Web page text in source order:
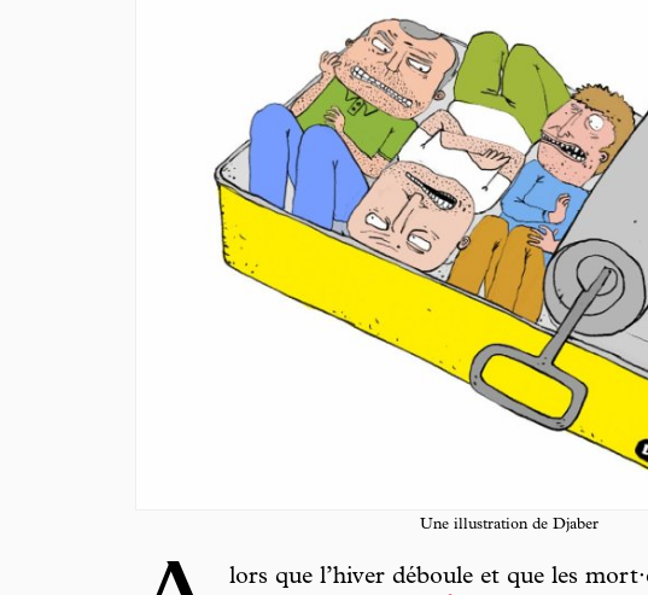
Une illustration de Djaber
lors que l’hiver déboule et que les